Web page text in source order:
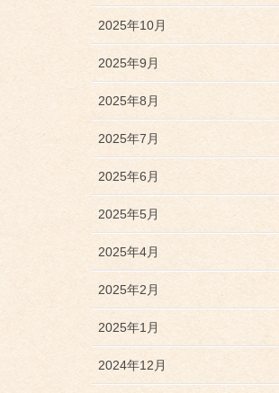
2025年10月
2025年9月
2025年8月
2025年7月
2025年6月
2025年5月
2025年4月
2025年2月
2025年1月
2024年12月